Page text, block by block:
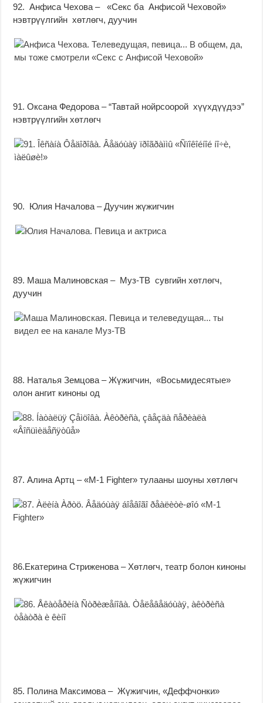
92. Анфиса Чехова – «Секс ба Анфисой Чеховой»
нэвтрүүлгийн хөтлөгч, дуучин
91. Оксана Федорова – “Тавтай нойрсоорой хүүхдүүдээ”
нэвтрүүлгийн хөтлөгч
90. Юлия Началова – Дуучин жүжигчин
89. Маша Малиновская – Муз-ТВ сувгийн хөтлөгч,
дуучин
88. Наталья Земцова – Жүжигчин, «Восьмидесятые»
олон ангит киноны од
87. Алина Артц – «M-1 Fighter» тулааны шоуны хөтлөгч
86.Екатерина Стриженова – Хөтлөгч, театр болон киноны
жүжигчин
85. Полина Максимова – Жүжигчин, «Деффчонки»